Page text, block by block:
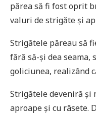
părea să fi fost oprit
valuri de strigăte și
Strigătele păreau să
fără să-și dea seama,
goliciunea, realizând
Strigătele deveniră și
aproape și cu râsete.